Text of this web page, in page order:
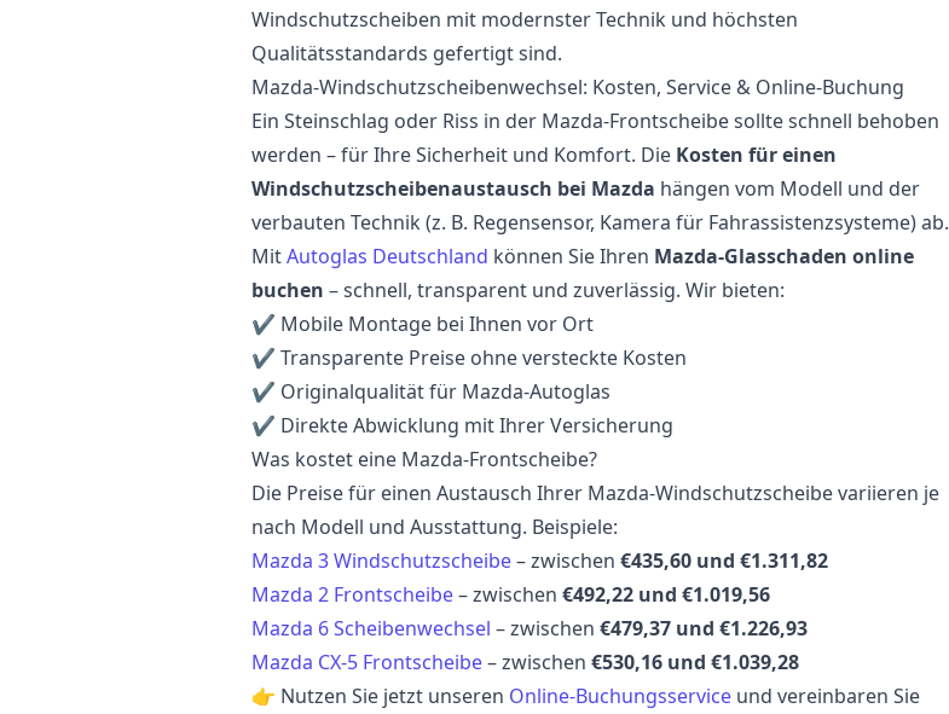
Windschutzscheiben mit modernster Technik und höchsten
Qualitätsstandards gefertigt sind.
Mazda-Windschutzscheibenwechsel: Kosten, Service & Online-Buchung
Ein Steinschlag oder Riss in der Mazda-Frontscheibe sollte schnell behoben
werden – für Ihre Sicherheit und Komfort. Die Kosten für einen
Windschutzscheibenaustausch bei Mazda hängen vom Modell und der
verbauten Technik (z. B. Regensensor, Kamera für Fahrassistenzsysteme) ab.
MitAutoglas Deutschland können Sie Ihren Mazda-Glasschaden online
buchen – schnell, transparent und zuverlässig. Wir bieten:
✔ Mobile Montage bei Ihnen vor Ort
✔ Transparente Preise ohne versteckte Kosten
✔ Originalqualität für Mazda-Autoglas
✔ Direkte Abwicklung mit Ihrer Versicherung
Was kostet eine Mazda-Frontscheibe?
Die Preise für einen Austausch Ihrer Mazda-Windschutzscheibe variieren je
nach Modell und Ausstattung. Beispiele:
Mazda 3 Windschutzscheibe– zwischen €435,60 und €1.311,82
Mazda 2 Frontscheibe– zwischen €492,22 und €1.019,56
Mazda 6 Scheibenwechsel – zwischen €479,37 und €1.226,93
Mazda CX-5 Frontscheibe– zwischen €530,16 und €1.039,28
👉 Nutzen Sie jetzt unseren Online-Buchungsservice und vereinbaren Sie